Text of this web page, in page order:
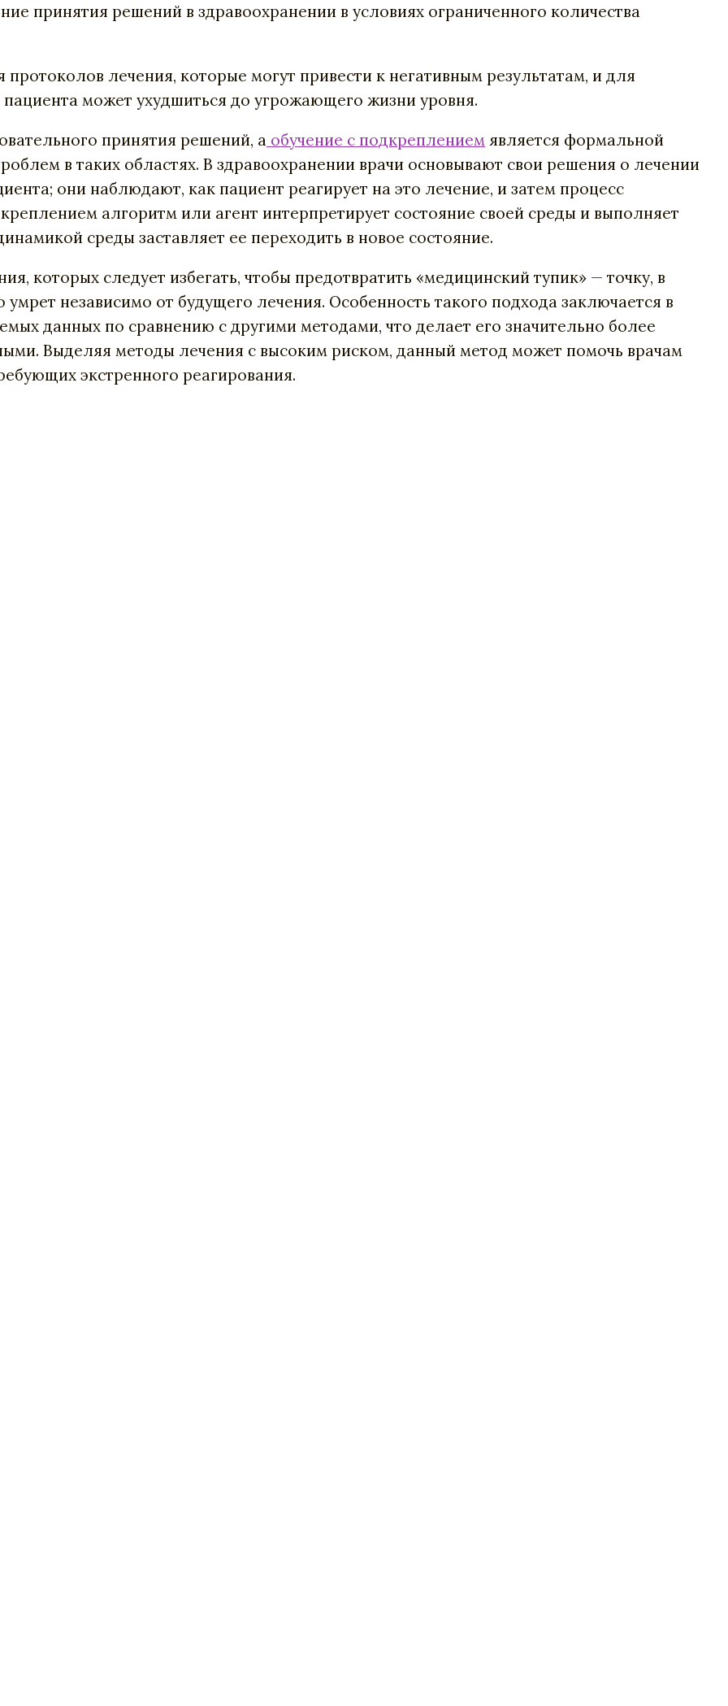
принятия решений в здравоохранении в условиях ограниченного количества
лечения, которые могут привести к негативным результатам, и для
может ухудшиться до угрожающего жизни уровня.
принятия решений, а обучение с подкреплением является формальной
в таких областях. В здравоохранении врачи основывают свои решения о лечении
они наблюдают, как пациент реагирует на это лечение, и затем процесс
алгоритм или агент интерпретирует состояние своей среды и выполняет
среды заставляет ее переходить в новое состояние.
которых следует избегать, чтобы предотвратить «медицинский тупик» — точку, в
независимо от будущего лечения. Особенность такого подхода заключается в
данных по сравнению с другими методами, что делает его значительно более
Выделяя методы лечения с высоким риском, данный метод может помочь врачам
экстренного реагирования.